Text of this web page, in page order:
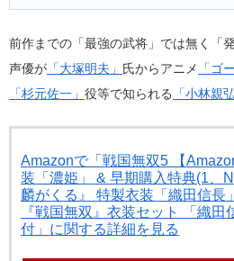
前作までの「最強の武将」では無く「
声優が 「大塚明夫」 氏からアニメ 「ゴ
「杉元佐一」 役等で知られる 「小林親弘
Amazonで「戦国無双5 【
装「濃姫」 & 早期購入特典(1、
麟がくる』 特製衣装「織田信長
『戦国無双』衣装セット 「織
付」に関する詳細を見る